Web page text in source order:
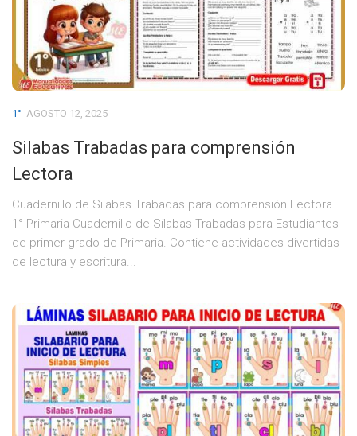
1° AGOSTO 12, 2025
Silabas Trabadas para comprensión
Lectora
Cuadernillo de Silabas Trabadas para comprensión Lectora
1° Primaria Cuadernillo de Sílabas Trabadas para Estudiantes
de primer grado de Primaria. Contiene actividades divertidas
de lectura y escritura...